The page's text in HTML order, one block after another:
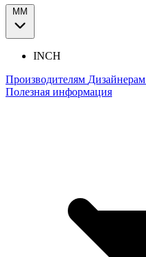
ММ
INCH
Производителям Дизайнерам
Полезная информация